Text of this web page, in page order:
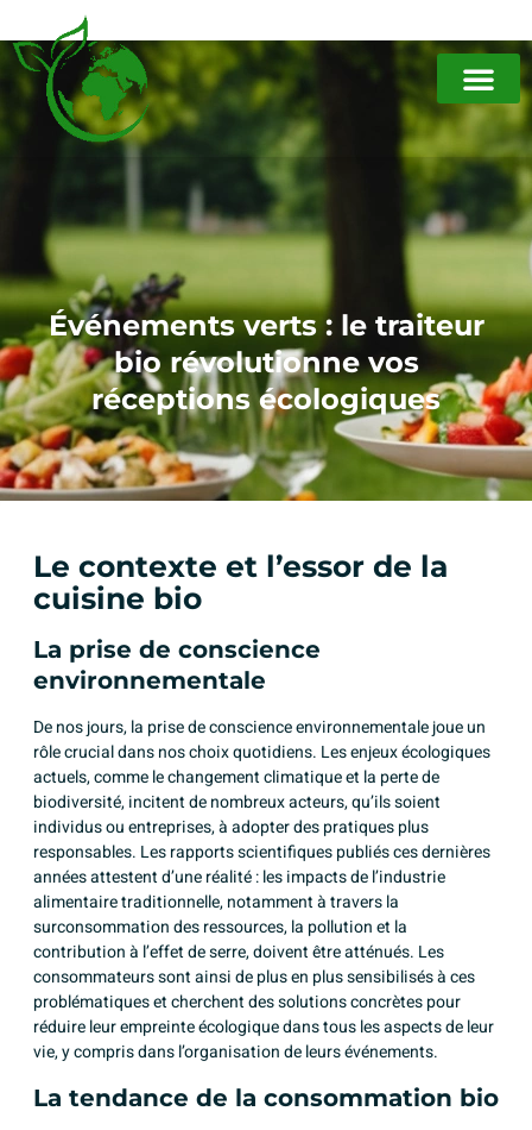
Événements verts : le traiteur
bio révolutionne vos
réceptions écologiques
Le contexte et l’essor de la
cuisine bio
La prise de conscience
environnementale
De nos jours, la prise de conscience environnementale joue un
rôle crucial dans nos choix quotidiens. Les enjeux écologiques
actuels, comme le changement climatique et la perte de
biodiversité, incitent de nombreux acteurs, qu’ils soient
individus ou entreprises, à adopter des pratiques plus
responsables. Les rapports scientifiques publiés ces dernières
années attestent d’une réalité : les impacts de l’industrie
alimentaire traditionnelle, notamment à travers la
surconsommation des ressources, la pollution et la
contribution à l’effet de serre, doivent être atténués. Les
consommateurs sont ainsi de plus en plus sensibilisés à ces
problématiques et cherchent des solutions concrètes pour
réduire leur empreinte écologique dans tous les aspects de leur
vie, y compris dans l’organisation de leurs événements.
La tendance de la consommation bio